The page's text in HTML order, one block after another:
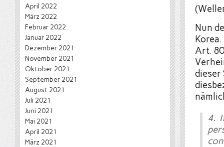
Nun
Art.
dieser
4.
April 2022
März 2022
Februar 2022
Januar 2022
Dezember 2021
November 2021
Oktober 2021
September 2021
August 2021
Juli 2021
Juni 2021
Mai 2021
April 2021
März 2021